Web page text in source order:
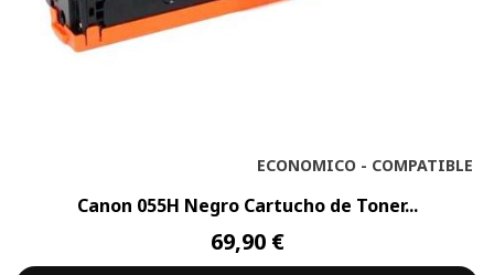
ECONOMICO - COMPATIBLE
Canon 055H Negro Cartucho de Toner...
69,90 €